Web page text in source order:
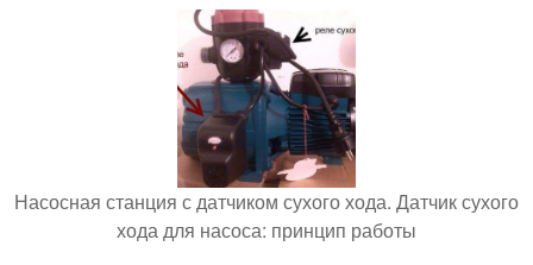
Насосная станция с датчиком сухого хода. Датчик сухого
хода для насоса: принцип работы